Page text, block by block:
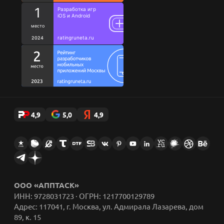
Благотворительность
Цитаты сотрудников
Исследования
Кодекс
Стикеры AppFox в Telegram
4,9 5,0 4,9
ООО «АППТАСК»
ИНН: 9728031723 · ОГРН: 1217700129789
Адрес: 117041, г. Москва, ул. Адмирала Лазарева, дом
89, к. 15